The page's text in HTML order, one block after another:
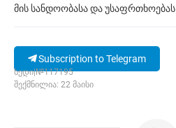
მის სანდოობასა და უსაფრთხოებას
Subscription to Telegram
ხედი|№117195
შექმნილია: 22 მაისი